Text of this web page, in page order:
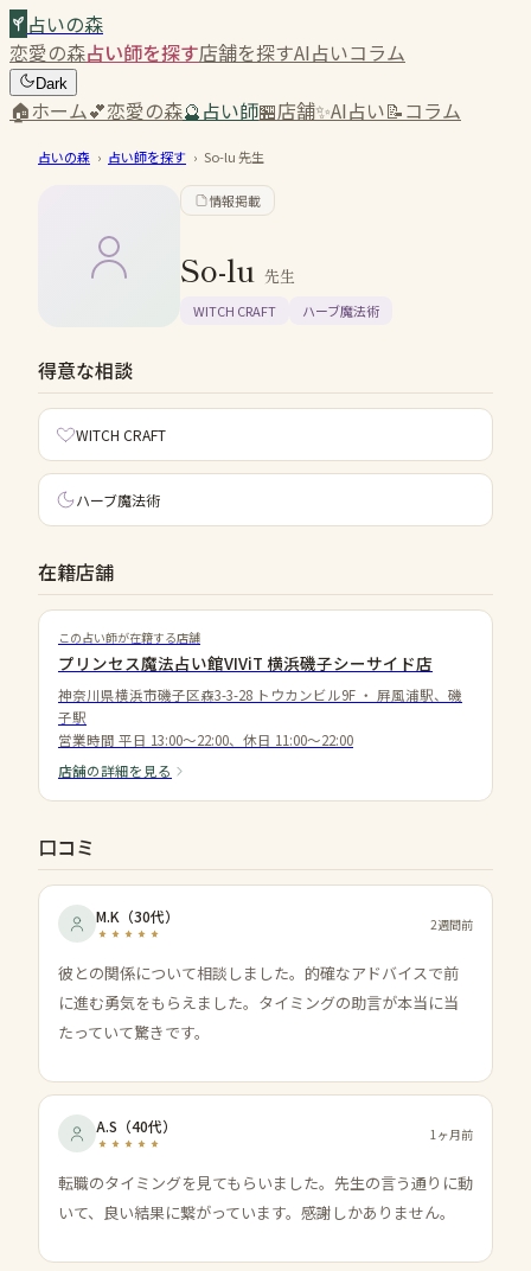
占いの森
恋愛の森占い師を探す店舗を探すAI占いコラム
Dark
🏠ホーム💕恋愛の森🔮占い師🏪店舗✨AI占い📝コラム
占いの森 › 占い師を探す › So-lu先生
情報掲載
So-lu 先生
WITCH CRAFT ハーブ魔法術
得意な相談
WITCH CRAFT
ハーブ魔法術
在籍店舗
この占い師が在籍する店舗
プリンセス魔法占い館VIViT 横浜磯子シーサイド店
神奈川県横浜市磯子区森3-3-28 トウカンビル9F ・ 屛風浦駅、磯
子駅
営業時間 平日 13:00〜22:00、休日 11:00〜22:00
店舗の詳細を見る
口コミ
M.K （30代） 2週間前
彼との関係について相談しました。的確なアドバイスで前
に進む勇気をもらえました。タイミングの助言が本当に当
たっていて驚きです。
A.S （40代） 1ヶ月前
転職のタイミングを見てもらいました。先生の言う通りに動
いて、良い結果に繋がっています。感謝しかありません。